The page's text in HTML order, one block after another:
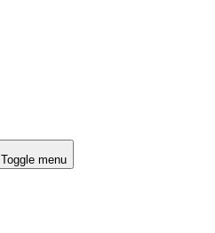
Toggle menu